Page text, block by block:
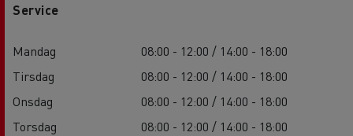
Service
Mandag
08:00 - 12:00 / 14:00 - 18:00
Tirsdag
08:00 - 12:00 / 14:00 - 18:00
Onsdag
08:00 - 12:00 / 14:00 - 18:00
Torsdag
08:00 - 12:00 / 14:00 - 18:00